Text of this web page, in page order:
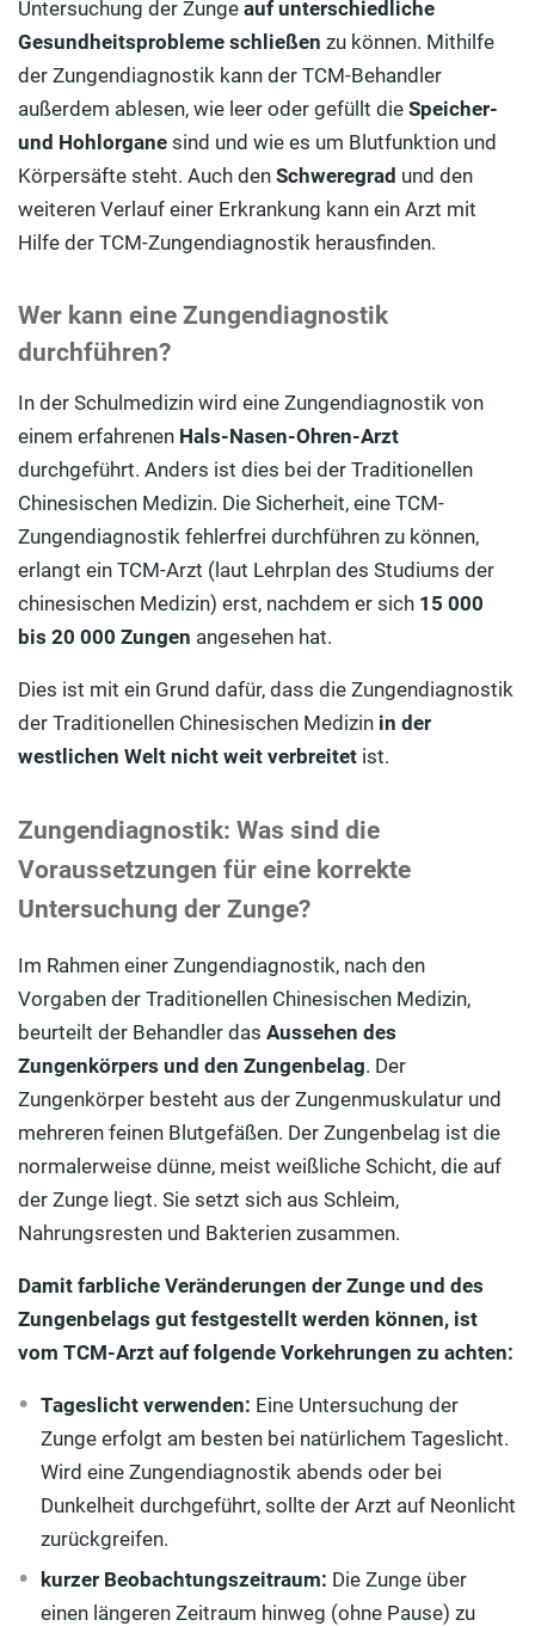
Untersuchung der Zunge auf unterschiedliche
Gesundheitsprobleme schließen zu können. Mithilfe
der Zungendiagnostik kann der TCM-Behandler
außerdem ablesen, wie leer oder gefüllt die Speicher-
und Hohlorgane sind und wie es um Blutfunktion und
Körpersäfte steht. Auch den Schweregrad und den
weiteren Verlauf einer Erkrankung kann ein Arzt mit
Hilfe der TCM-Zungendiagnostik herausfinden.
Wer kann eine Zungendiagnostik
durchführen?
In der Schulmedizin wird eine Zungendiagnostik von
einem erfahrenen Hals-Nasen-Ohren-Arzt
durchgeführt. Anders ist dies bei der Traditionellen
Chinesischen Medizin. Die Sicherheit, eine TCM-
Zungendiagnostik fehlerfrei durchführen zu können,
erlangt ein TCM-Arzt (laut Lehrplan des Studiums der
chinesischen Medizin) erst, nachdem er sich 15 000
bis 20 000 Zungen angesehen hat.
Dies ist mit ein Grund dafür, dass die Zungendiagnostik
der Traditionellen Chinesischen Medizin in der
westlichen Welt nicht weit verbreitet ist.
Zungendiagnostik: Was sind die
Voraussetzungen für eine korrekte
Untersuchung der Zunge?
Im Rahmen einer Zungendiagnostik, nach den
Vorgaben der Traditionellen Chinesischen Medizin,
beurteilt der Behandler das Aussehen des
Zungenkörpers und den Zungenbelag. Der
Zungenkörper besteht aus der Zungenmuskulatur und
mehreren feinen Blutgefäßen. Der Zungenbelag ist die
normalerweise dünne, meist weißliche Schicht, die auf
der Zunge liegt. Sie setzt sich aus Schleim,
Nahrungsresten und Bakterien zusammen.
Damit farbliche Veränderungen der Zunge und des
Zungenbelags gut festgestellt werden können, ist
vom TCM-Arzt auf folgende Vorkehrungen zu achten:
Tageslicht verwenden: Eine Untersuchung der
Zunge erfolgt am besten bei natürlichem Tageslicht.
Wird eine Zungendiagnostik abends oder bei
Dunkelheit durchgeführt, sollte der Arzt auf Neonlicht
zurückgreifen.
kurzer Beobachtungszeitraum: Die Zunge über
einen längeren Zeitraum hinweg (ohne Pause) zu